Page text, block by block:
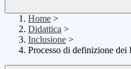
Home >
Didattica >
Inclusione >
Processo di definizione dei